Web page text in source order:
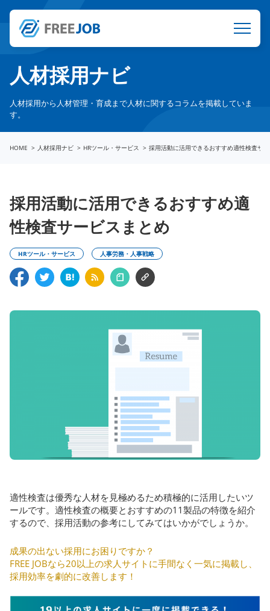
人材採用ナビ
人材採用から人材管理・育成まで人材に関するコラムを掲載していま
す。
HOME 人材採用ナビ HRツール・サービス 採用活動に活用できるおすすめ適性検査サ
採用活動に活用できるおすすめ適
性検査サービスまとめ
HRツール・サービス 人事労務・人事戦略
適性検査は優秀な人材を見極めるため積極的に活用したいツ
ールです。適性検査の概要とおすすめの11製品の特徴を紹介
するので、採用活動の参考にしてみてはいかがでしょうか。
成果の出ない採用にお困りですか？
FREE JOBなら20以上の求人サイトに手間なく一気に掲載し、
採用効率を劇的に改善します！